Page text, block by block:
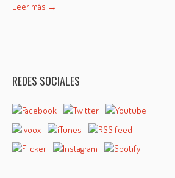
Leer más →
REDES SOCIALES